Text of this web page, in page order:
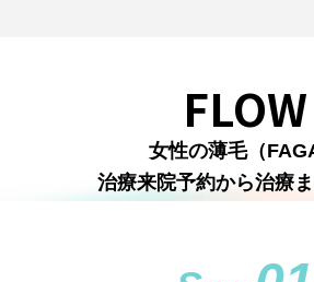
FLOW
女性の薄毛（
治療来院予約から治療